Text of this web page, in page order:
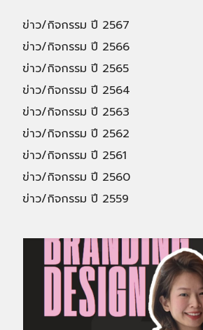
ข่าว/กิจกรรม ปี 2567
ข่าว/กิจกรรม ปี 2566
ข่าว/กิจกรรม ปี 2565
ข่าว/กิจกรรม ปี 2564
ข่าว/กิจกรรม ปี 2563
ข่าว/กิจกรรม ปี 2562
ข่าว/กิจกรรม ปี 2561
ข่าว/กิจกรรม ปี 2560
ข่าว/กิจกรรม ปี 2559